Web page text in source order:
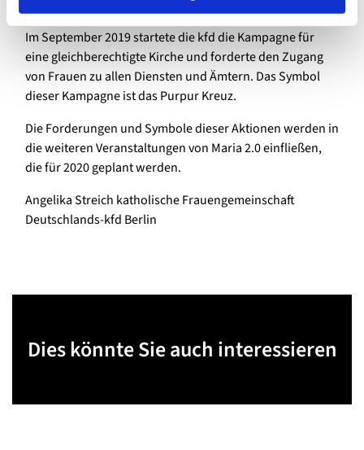
und die kirchliche Sexualstruktur zu verändern.
Im September 2019 startete die kfd die Kampagne für
eine gleichberechtigte Kirche und forderte den Zugang
von Frauen zu allen Diensten und Ämtern. Das Symbol
dieser Kampagne ist das Purpur Kreuz.
Die Forderungen und Symbole dieser Aktionen werden in
die weiteren Veranstaltungen von Maria 2.0 einfließen,
die für 2020 geplant werden.
Angelika Streich katholische Frauengemeinschaft
Deutschlands-kfd Berlin
Dies könnte Sie auch interessieren